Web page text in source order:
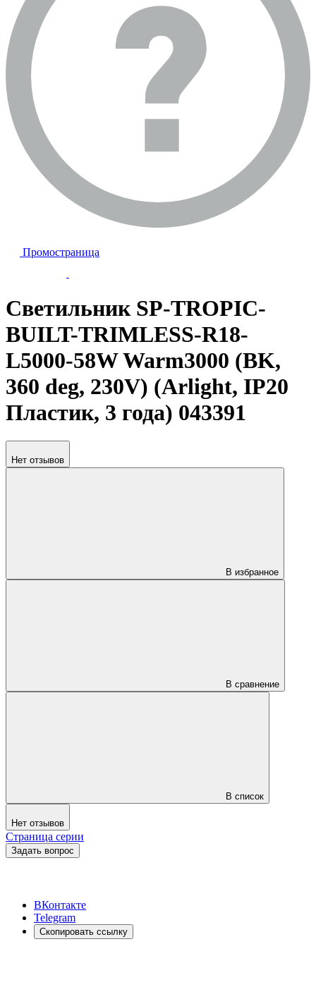
Промостраница
Светильник SP-TROPIC-
BUILT-TRIMLESS-R18-
L5000-58W Warm3000 (BK,
360 deg, 230V) (Arlight, IP20
Пластик, 3 года) 043391
Нет отзывов
В избранное
В сравнение
В список
Нет отзывов
Страница серии
Задать вопрос
ВКонтакте
Telegram
Скопировать ссылку